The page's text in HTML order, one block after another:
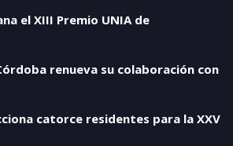
el XIII Premio UNIA de
renueva su colaboración con
catorce residentes para la XXV